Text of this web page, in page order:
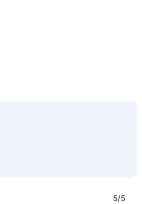
5/5